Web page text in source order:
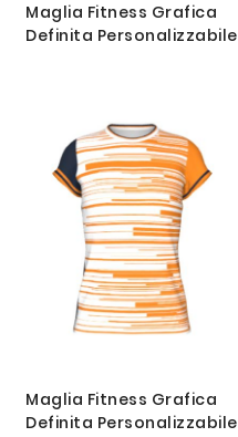
Maglia Fitness Grafica
Definita Personalizzabile
Maglia Fitness Grafica
Definita Personalizzabile